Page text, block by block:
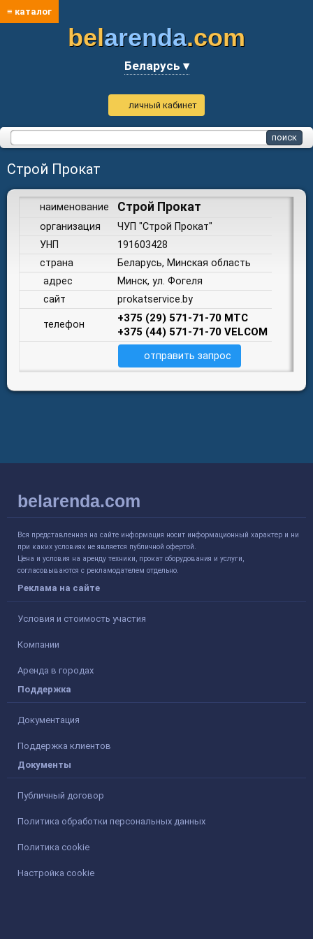
≡ каталог
belarenda.com
Беларусь ▾
личный кабинет
Строй Прокат
наименование Строй Прокат
организация
ЧУП "Строй Прокат"
УНП
191603428
страна
Беларусь, Минская область
адрес
Минск, ул. Фогеля
сайт
prokatservice.by
телефон
+375 (29) 571-71-70 МТС
+375 (44) 571-71-70 VELCOM
отправить запрос
belarenda.com
Вся представленная на сайте информация носит информационный характер и ни
при каких условиях не является публичной офертой.
Цена и условия на аренду техники, прокат оборудования и услуги,
согласовываются с рекламодателем отдельно.
Реклама на сайте
Условия и стоимость участия
Компании
Аренда в городах
Поддержка
Документация
Поддержка клиентов
Документы
Публичный договор
Политика обработки персональных данных
Политика cookie
Настройка cookie